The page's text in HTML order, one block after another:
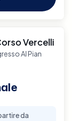
Vercelli
Al Pian
da